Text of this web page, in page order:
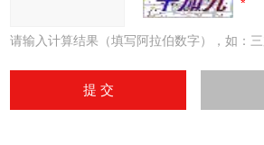
请输入计算结果（填写阿拉伯数字），如：